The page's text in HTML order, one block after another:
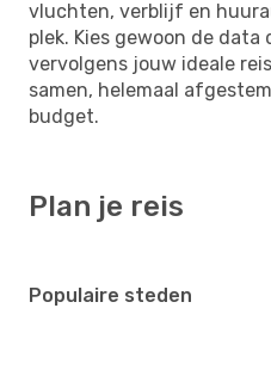
vluchten, verblijf en
plek. Kies gewoon de
vervolgens jouw ideale
samen, helemaal
budget.
Plan je reis
Populaire steden